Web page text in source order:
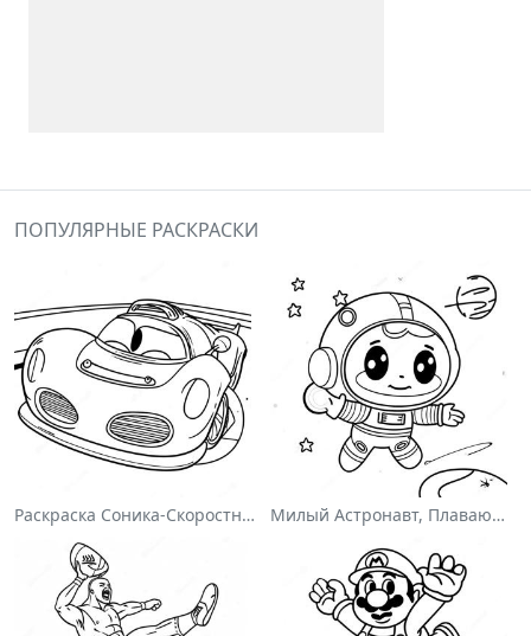
ПОПУЛЯРНЫЕ РАСКРАСКИ
Раскраска Соника-Скоростного Гонщика Милый Астронавт, Плавающий В Космосе На Раскраске